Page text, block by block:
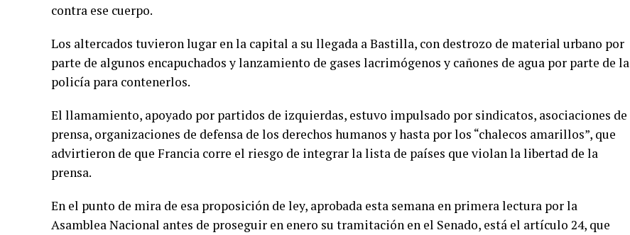
contra ese cuerpo.
Los altercados tuvieron lugar en la capital a su llegada a Bastilla, con destrozo de material urbano por
parte de algunos encapuchados y lanzamiento de gases lacrimógenos y cañones de agua por parte de la
policía para contenerlos.
El llamamiento, apoyado por partidos de izquierdas, estuvo impulsado por sindicatos, asociaciones de
prensa, organizaciones de defensa de los derechos humanos y hasta por los “chalecos amarillos”, que
advirtieron de que Francia corre el riesgo de integrar la lista de países que violan la libertad de la
prensa.
En el punto de mira de esa proposición de ley, aprobada esta semana en primera lectura por la
Asamblea Nacional antes de proseguir en enero su tramitación en el Senado, está el artículo 24, que